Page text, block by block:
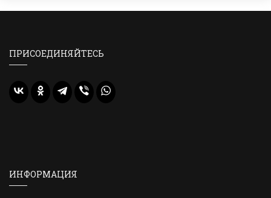
ПРИСОЕДИНЯЙТЕСЬ
ИНФОРМАЦИЯ